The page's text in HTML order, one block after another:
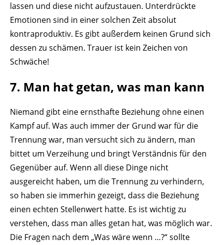
lassen und diese nicht aufzustauen. Unterdrückte
Emotionen sind in einer solchen Zeit absolut
kontraproduktiv. Es gibt außerdem keinen Grund sich
dessen zu schämen. Trauer ist kein Zeichen von
Schwäche!
7. Man hat getan, was man kann
Niemand gibt eine ernsthafte Beziehung ohne einen
Kampf auf. Was auch immer der Grund war für die
Trennung war, man versucht sich zu ändern, man
bittet um Verzeihung und bringt Verständnis für den
Gegenüber auf. Wenn all diese Dinge nicht
ausgereicht haben, um die Trennung zu verhindern,
so haben sie immerhin gezeigt, dass die Beziehung
einen echten Stellenwert hatte. Es ist wichtig zu
verstehen, dass man alles getan hat, was möglich war.
Die Fragen nach dem „Was wäre wenn …?“ sollte